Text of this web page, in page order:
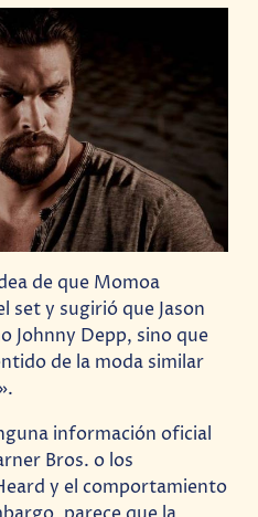
de que Momoa
set y sugirió que Jason
Johnny Depp, sino que
de la moda similar
información oficial
Bros. o los
y el comportamiento